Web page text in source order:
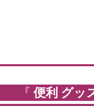
『便利 グッ